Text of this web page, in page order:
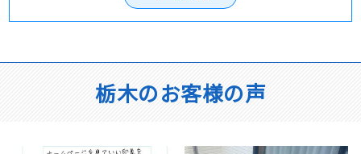
栃木のお客様の声